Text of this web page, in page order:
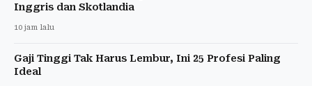
Inggris dan Skotlandia
10 jam lalu
Gaji Tinggi Tak Harus Lembur, Ini 25 Profesi Paling
Ideal